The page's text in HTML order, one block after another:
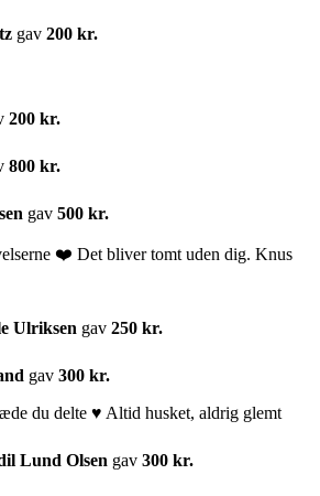
gav 200 kr.
200 kr.
800 kr.
gav 500 kr.
❤️ Det bliver tomt uden dig. Knus
Ulriksen gav 250 kr.
gav 300 kr.
du delte ♥️ Altid husket, aldrig glemt
Lund Olsen gav 300 kr.